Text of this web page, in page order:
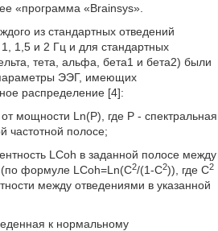
«программа «Brainsys».
из стандартных отведений
1,5 и 2 Гц и для стандартных
тета, альфа, бета1 и бета2) были
ЭЭГ, имеющих
распределение [4]:
мощности Ln(P), где Ρ - спектральная
частотной полосе;
LCoh в заданной полосе между
формуле LCoh=Ln(C2/(1-С2)), где С2
между отведениями в указанной
к нормальному